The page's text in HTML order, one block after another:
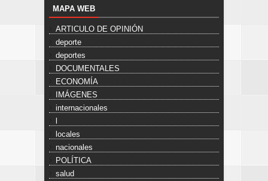
MAPA WEB
ARTICULO DE OPINIÓN
deporte
deportes
DOCUMENTALES
ECONOMÍA
IMÁGENES
internacionales
locales
nacionales
POLÍTICA
salud